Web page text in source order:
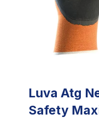
Luva Atg
Safety